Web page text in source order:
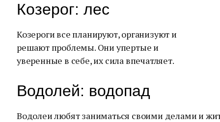
Козерог: лес
Козероги все планируют, организуют и
решают проблемы. Они упертые и
уверенные в себе, их сила впечатляет.
Водолей: водопад
Водолеи любят заниматься своими делами и